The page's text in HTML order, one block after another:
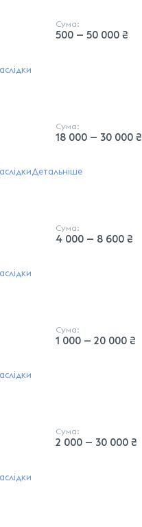
Сума:
500 — 50 000 ₴
Сума:
18 000 — 30 000 ₴
Детальніше
Сума:
4 000 — 8 600 ₴
Сума:
1 000 — 20 000 ₴
Сума:
2 000 — 30 000 ₴